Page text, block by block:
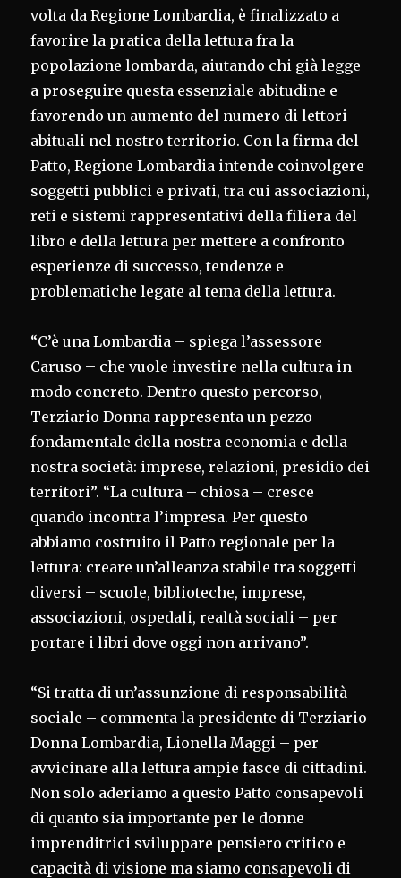
volta da Regione Lombardia, è finalizzato a
favorire la pratica della lettura fra la
popolazione lombarda, aiutando chi già legge
a proseguire questa essenziale abitudine e
favorendo un aumento del numero di lettori
abituali nel nostro territorio. Con la firma del
Patto, Regione Lombardia intende coinvolgere
soggetti pubblici e privati, tra cui associazioni,
reti e sistemi rappresentativi della filiera del
libro e della lettura per mettere a confronto
esperienze di successo, tendenze e
problematiche legate al tema della lettura.
“C’è una Lombardia – spiega l’assessore
Caruso – che vuole investire nella cultura in
modo concreto. Dentro questo percorso,
Terziario Donna rappresenta un pezzo
fondamentale della nostra economia e della
nostra società: imprese, relazioni, presidio dei
territori”. “La cultura – chiosa – cresce
quando incontra l’impresa. Per questo
abbiamo costruito il Patto regionale per la
lettura: creare un’alleanza stabile tra soggetti
diversi – scuole, biblioteche, imprese,
associazioni, ospedali, realtà sociali – per
portare i libri dove oggi non arrivano”.
“Si tratta di un’assunzione di responsabilità
sociale – commenta la presidente di Terziario
Donna Lombardia, Lionella Maggi – per
avvicinare alla lettura ampie fasce di cittadini.
Non solo aderiamo a questo Patto consapevoli
di quanto sia importante per le donne
imprenditrici sviluppare pensiero critico e
capacità di visione ma siamo consapevoli di